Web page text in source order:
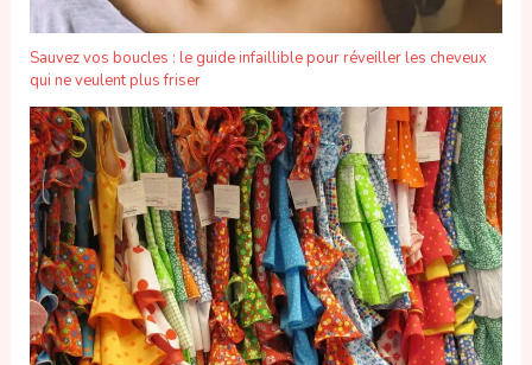
Sauvez vos boucles : le guide infaillible pour réveiller les cheveux
qui ne veulent plus friser